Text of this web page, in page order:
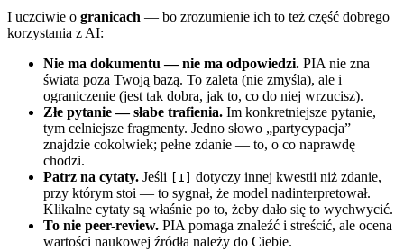
I uczciwie o granicach — bo zrozumienie ich to też część dobrego
korzystania z AI:
Nie ma dokumentu — nie ma odpowiedzi. PIA nie zna
świata poza Twoją bazą. To zaleta (nie zmyśla), ale i
ograniczenie (jest tak dobra, jak to, co do niej wrzucisz).
Złe pytanie — słabe trafienia. Im konkretniejsze pytanie,
tym celniejsze fragmenty. Jedno słowo „partycypacja”
znajdzie cokolwiek; pełne zdanie — to, o co naprawdę
chodzi.
Patrz na cytaty. Jeśli [1] dotyczy innej kwestii niż zdanie,
przy którym stoi — to sygnał, że model nadinterpretował.
Klikalne cytaty są właśnie po to, żeby dało się to wychwycić.
To nie peer-review. PIA pomaga znaleźć i streścić, ale ocena
wartości naukowej źródła należy do Ciebie.